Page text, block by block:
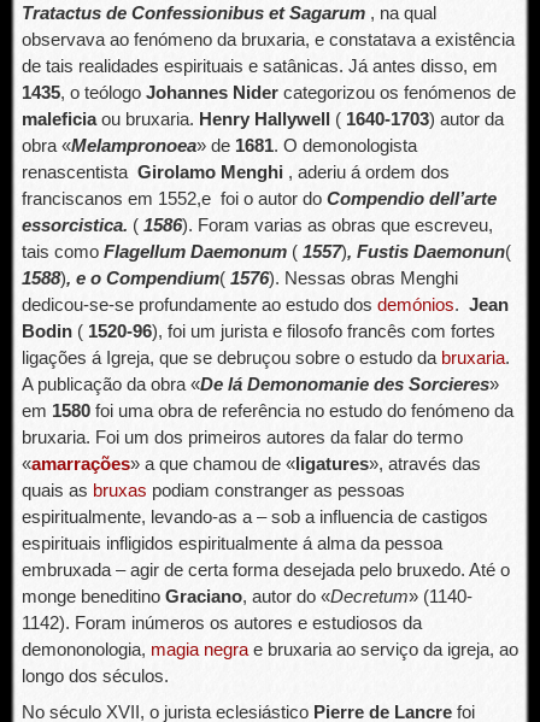
Tratactus de Confessionibus et Sagarum, na qual
observava ao fenómeno da bruxaria, e constatava a existência
de tais realidades espirituais e satânicas. Já antes disso, em
1435, o teólogo Johannes Nidercategorizou os fenómenos de
maleficiaou bruxaria. Henry Hallywell ( 1640-1703) autor da
obra «Melampronoea» de 1681. O demonologista
renascentista Girolamo Menghi, aderiu á ordem dos
franciscanos em 1552,e foi o autor do Compendio dell’arte
essorcistica. (1586). Foram varias as obras que escreveu,
tais como Flagellum Daemonum (1557), Fustis Daemonun(
1588), e o Compendium(1576). Nessas obras Menghi
dedicou-se-se profundamente ao estudo dos demónios. Jean
Bodin( 1520-96), foi um jurista e filosofo francês com fortes
ligações á Igreja, que se debruçou sobre o estudo da bruxaria.
A publicação da obra «De lá Demonomanie des Sorcieres»
em 1580foi uma obra de referência no estudo do fenómeno da
bruxaria. Foi um dos primeiros autores da falar do termo
«amarrações» a que chamou de «ligatures», através das
quais as bruxas podiam constranger as pessoas
espiritualmente, levando-as a – sob a influencia de castigos
espirituais infligidos espiritualmente á alma da pessoa
embruxada – agir de certa forma desejada pelo bruxedo. Até o
monge beneditino Graciano, autor do «Decretum» (1140-
1142). Foram inúmeros os autores e estudiosos da
demononologia, magia negrae bruxaria ao serviço da igreja, ao
longo dos séculos.
No século XVII, o jurista eclesiástico Pierre de Lancrefoi